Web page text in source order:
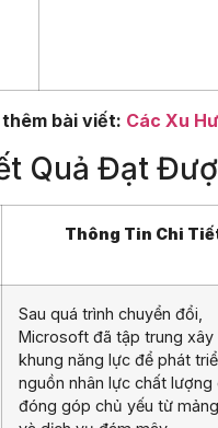
thêm bài viết: Các Xu
Quả Đạt
Thông Tin Chi
Sau quá trình chuyển đổi,
Microsoft đã tập trung xây
khung năng lực để phát
nguồn nhân lực chất lượng
đóng góp chủ yếu từ